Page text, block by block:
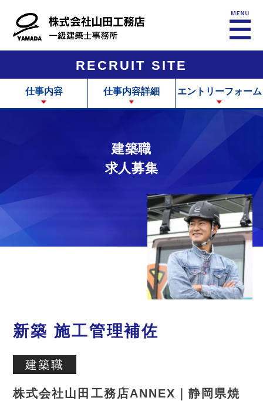
RECRUIT SITE
仕事内容 仕事内容詳細 エントリーフォーム
建築職
求人募集
新築 施工管理補佐
建築職
株式会社山田工務店ANNEX｜静岡県焼